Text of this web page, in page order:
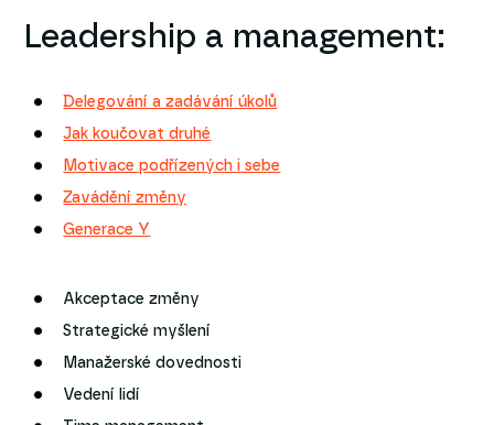
Leadership a management:
Delegování a zadávání úkolů
Jak koučovat druhé
Motivace podřízených i sebe
Zavádění změny
Generace Y
Akceptace změny
Strategické myšlení
Manažerské dovednosti
Vedení lidí